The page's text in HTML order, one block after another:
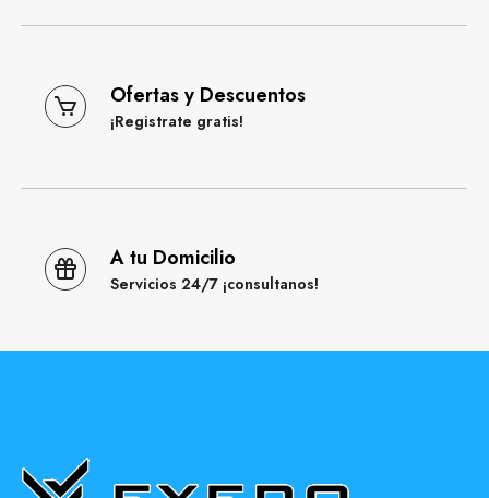
Ofertas y Descuentos
¡Registrate gratis!
A tu Domicilio
Servicios 24/7 ¡consultanos!